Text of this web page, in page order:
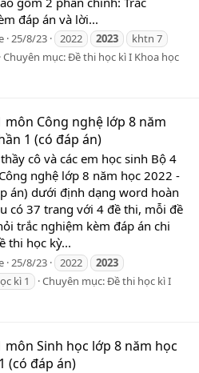
đáp án và lời...
25/8/23 2022 2023
khtn 7
Chuyên mục:Đề thi học kì I Khoa học
môn Công nghệ lớp 8 năm
1 (có đáp án)
cô và các em học sinh Bộ 4
nghệ lớp 8 năm học 2022 -
án) dưới định dạng word hoàn
có 37 trang với 4 đề thi, mỗi đề
trắc nghiệm kèm đáp án chi
thi học kỳ...
25/8/23 2022
2023
kì 1 Chuyên mục:Đề thi học kì I
môn Sinh học lớp 8 năm học
(có đáp án)